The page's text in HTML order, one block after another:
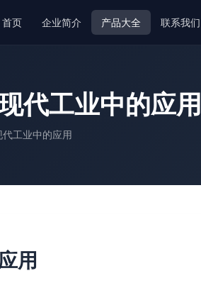
首页 企业简介 产品大全 联系我们
代工业中的应用
工业中的应用
用